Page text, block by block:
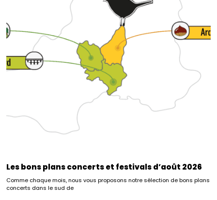
Les bons plans concerts et festivals d’août 2026
Comme chaque mois, nous vous proposons notre sélection de bons plans
concerts dans le sud de